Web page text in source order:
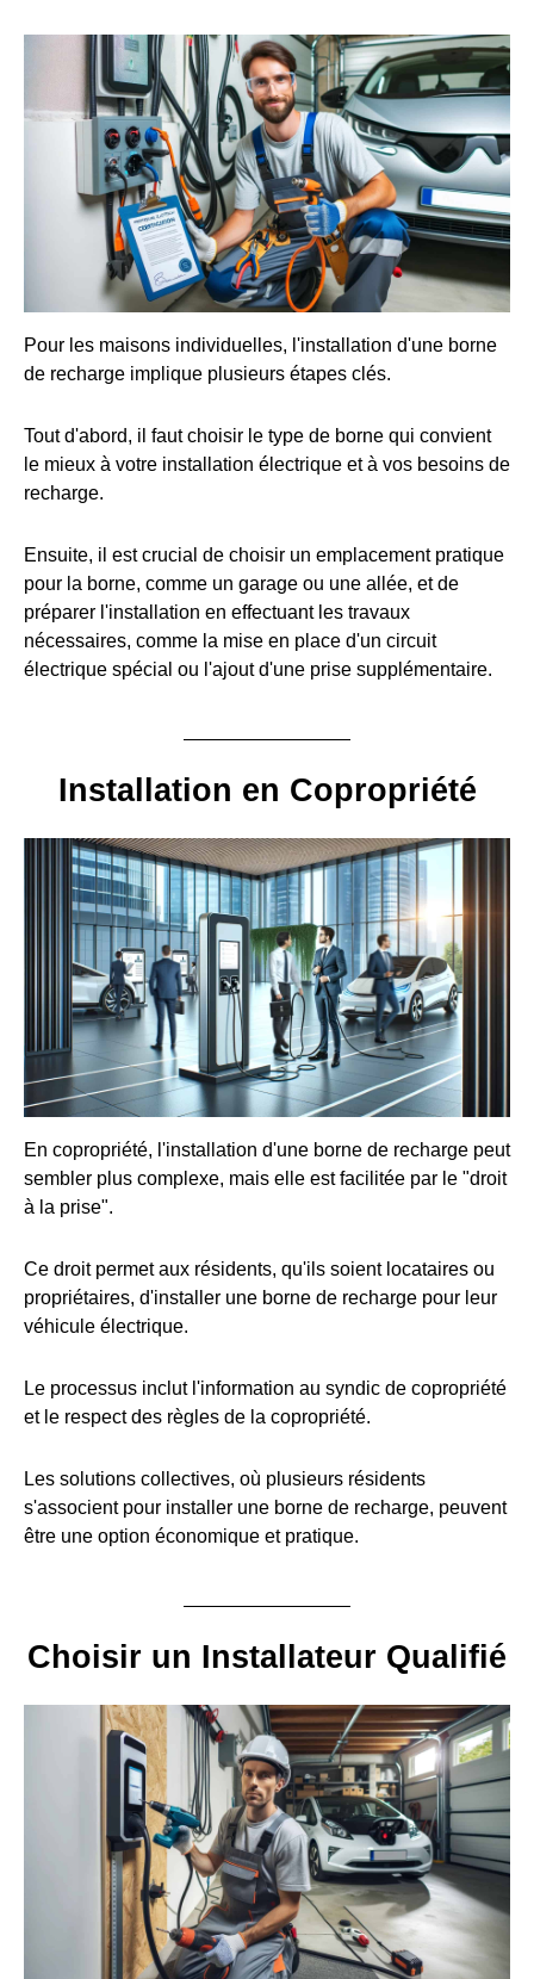
Pour les maisons individuelles, l'installation d'une borne
de recharge implique plusieurs étapes clés.
Tout d'abord, il faut choisir le type de borne qui convient
le mieux à votre installation électrique et à vos besoins de
recharge.
Ensuite, il est crucial de choisir un emplacement pratique
pour la borne, comme un garage ou une allée, et de
préparer l'installation en effectuant les travaux
nécessaires, comme la mise en place d'un circuit
électrique spécial ou l'ajout d'une prise supplémentaire.
Installation en Copropriété
En copropriété, l'installation d'une borne de recharge peut
sembler plus complexe, mais elle est facilitée par le "droit
à la prise".
Ce droit permet aux résidents, qu'ils soient locataires ou
propriétaires, d'installer une borne de recharge pour leur
véhicule électrique.
Le processus inclut l'information au syndic de copropriété
et le respect des règles de la copropriété.
Les solutions collectives, où plusieurs résidents
s'associent pour installer une borne de recharge, peuvent
être une option économique et pratique.
Choisir un Installateur Qualifié